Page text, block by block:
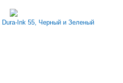
Dura-Ink 55, Черный и Зеленый